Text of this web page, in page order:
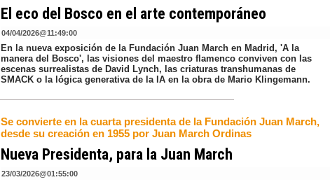
El eco del Bosco en el arte contemporáneo
04/04/2026@11:49:00
En la nueva exposición de la Fundación Juan March en Madrid, 'A la
manera del Bosco', las visiones del maestro flamenco conviven con las
escenas surrealistas de David Lynch, las criaturas transhumanas de
SMACK o la lógica generativa de la IA en la obra de Mario Klingemann.
Se convierte en la cuarta presidenta de la Fundación Juan March,
desde su creación en 1955 por Juan March Ordinas
Nueva Presidenta, para la Juan March
23/03/2026@01:55:00